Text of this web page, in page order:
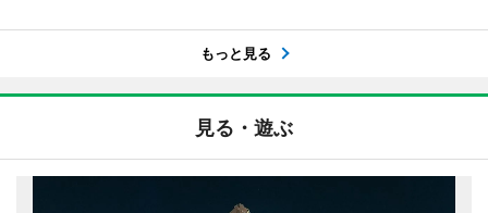
もっと見る
見る・遊ぶ